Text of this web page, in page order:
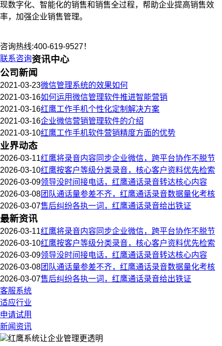
现数字化、智能化的销售和销售全过程，帮助企业提高销售效
率，加强企业销售管理。
咨询热线:400-619-9527！
联系咨询资讯中心
公司新闻
2021-03-23微信管理系统的效果如何
2021-03-16如何运用微信管理软件推进智能营销
2021-03-16红鹰工作手机个性化定制解决方案
2021-03-16企业微信营销管理软件的介绍
2021-03-10红鹰工作手机软件营销精度方面的优势
业界动态
2026-03-11红鹰将录音内容同步企业微信，跨平台协作不脱节
2026-03-10红鹰按客户等级分类录音，核心客户资料优先检索
2026-03-09领导没时间接电话，红鹰通话录音转达核心内容
2026-03-08团队通话量参差不齐，红鹰通话录音数据量化考核
2026-03-07售后纠纷各执一词，红鹰通话录音给出铁证
最新资讯
2026-03-11红鹰将录音内容同步企业微信，跨平台协作不脱节
2026-03-10红鹰按客户等级分类录音，核心客户资料优先检索
2026-03-09领导没时间接电话，红鹰通话录音转达核心内容
2026-03-08团队通话量参差不齐，红鹰通话录音数据量化考核
2026-03-07售后纠纷各执一词，红鹰通话录音给出铁证
客服系统
适应行业
申请试用
新闻资讯
红鹰系统让企业管理更透明